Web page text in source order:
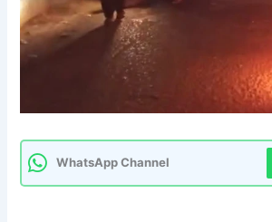
WhatsApp Channel